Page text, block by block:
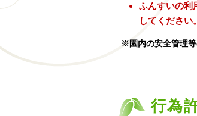
ふんすいの利
してください。
※園内の安全管理等
行為